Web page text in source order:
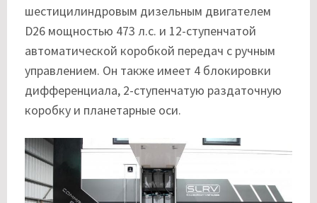
шестицилиндровым дизельным двигателем
D26 мощностью 473 л.с. и 12-ступенчатой
автоматической коробкой передач с ручным
управлением. Он также имеет 4 блокировки
дифференциала, 2-ступенчатую раздаточную
коробку и планетарные оси.